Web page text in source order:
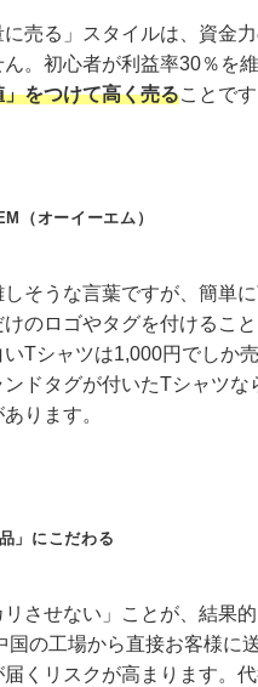
に売る」スタイルは、資金
。初心者が利益率30％を
をつけて高く売ることです
（オーイーエム）
そうな言葉ですが、簡単に
けのロゴやタグを付けること
Tシャツは1,000円でしか
ドタグが付いたTシャツな
ります。
」にこだわる
リさせない」ことが、結果
国の工場から直接お客様に
くリスクが高まります。